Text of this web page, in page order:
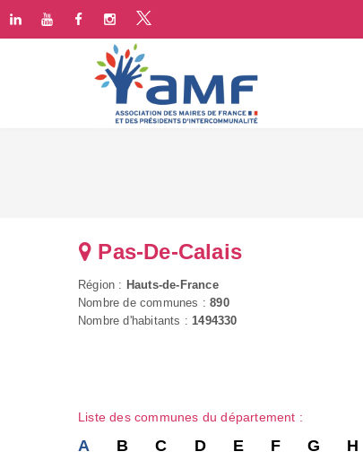
Pas-De-Calais
Région : Hauts-de-France
Nombre de communes :890
Nombre d'habitants :1494330
Liste des communes du département :
A B C D E F G H